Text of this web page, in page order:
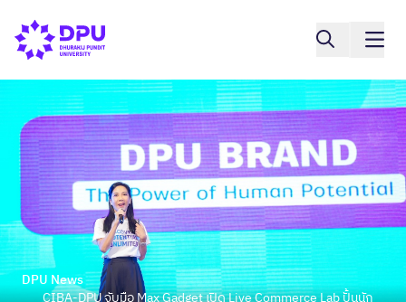
DPU News